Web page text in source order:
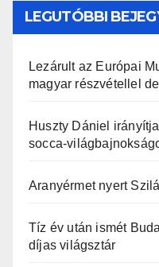
LEGUTÓBBI
Lezárult az Európai
magyar részvétellel
Huszty Dániel
socca-
Aranyérmet nyert
Tíz év után ismét
díjas világsztár